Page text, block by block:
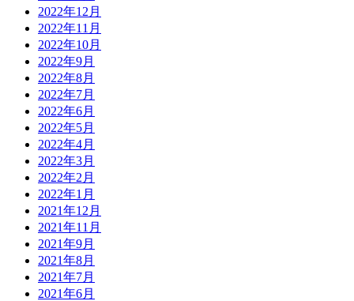
2022年12月
2022年11月
2022年10月
2022年9月
2022年8月
2022年7月
2022年6月
2022年5月
2022年4月
2022年3月
2022年2月
2022年1月
2021年12月
2021年11月
2021年9月
2021年8月
2021年7月
2021年6月